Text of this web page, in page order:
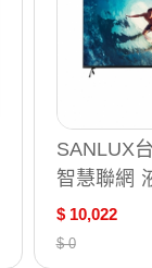
SANLUX
智慧聯網
視訊盒 /台
$ 10,022
$ 0